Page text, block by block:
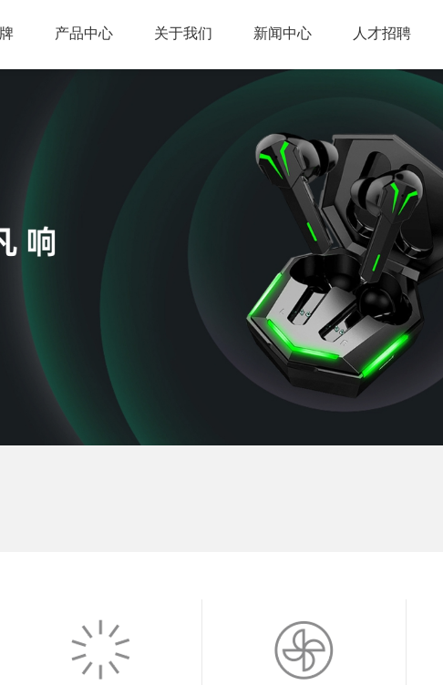
产品中心 关于我们 新闻中心 人才招聘